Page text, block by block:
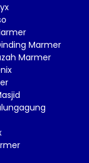
Marmer
Marmer